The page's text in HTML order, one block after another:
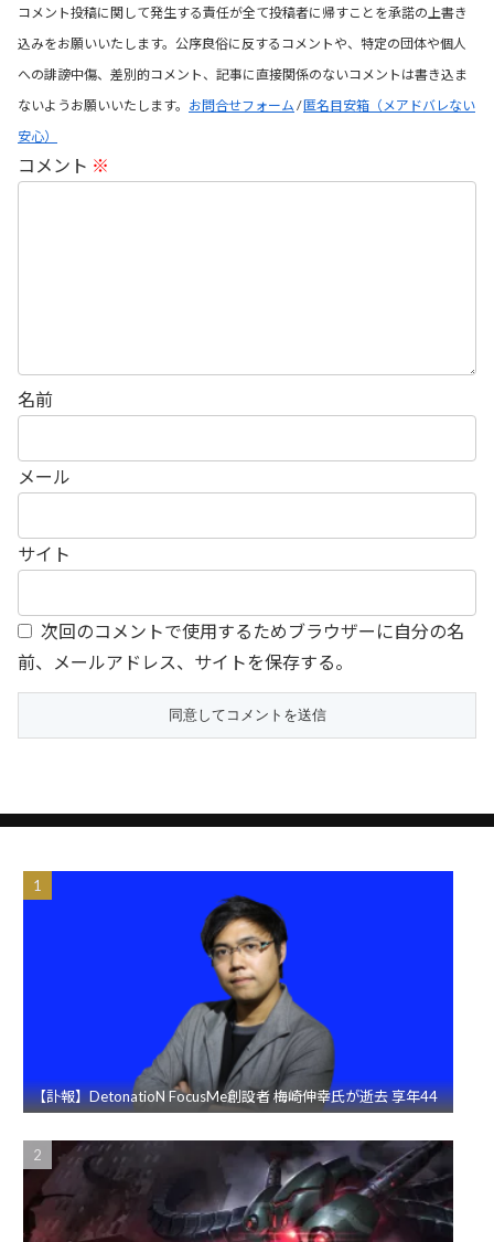
コメント投稿に関して発生する責任が全て投稿者に帰すことを承諾の上書き
込みをお願いいたします。公序良俗に反するコメントや、特定の団体や個人
への誹謗中傷、差別的コメント、記事に直接関係のないコメントは書き込ま
ないようお願いいたします。 お問合せフォーム /匿名目安箱（メアドバレない
安心）
コメント ※
名前
メール
サイト
次回のコメントで使用するためブラウザーに自分の名
前、メールアドレス、サイトを保存する。
【訃報】DetonatioN FocusMe創設者 梅崎伸幸氏が逝去 享年44